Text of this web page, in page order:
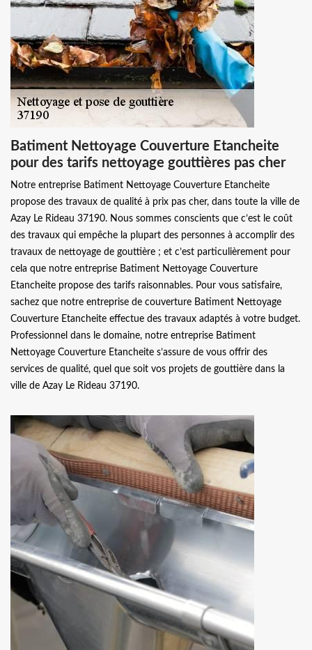
Batiment Nettoyage Couverture Etancheite
pour des tarifs nettoyage gouttières pas cher
Notre entreprise Batiment Nettoyage Couverture Etancheite
propose des travaux de qualité à prix pas cher, dans toute la ville de
Azay Le Rideau 37190. Nous sommes conscients que c’est le coût
des travaux qui empêche la plupart des personnes à accomplir des
travaux de nettoyage de gouttière ; et c’est particulièrement pour
cela que notre entreprise Batiment Nettoyage Couverture
Etancheite propose des tarifs raisonnables. Pour vous satisfaire,
sachez que notre entreprise de couverture Batiment Nettoyage
Couverture Etancheite effectue des travaux adaptés à votre budget.
Professionnel dans le domaine, notre entreprise Batiment
Nettoyage Couverture Etancheite s’assure de vous offrir des
services de qualité, quel que soit vos projets de gouttière dans la
ville de Azay Le Rideau 37190.